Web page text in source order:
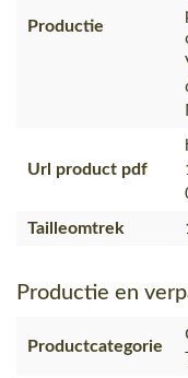
Productie
Url product pdf
Tailleomtrek
Productie en
Productcategorie